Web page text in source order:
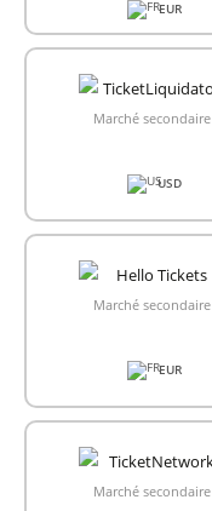
EUR
Marché secondaire
USD
Marché secondaire
EUR
Marché secondaire